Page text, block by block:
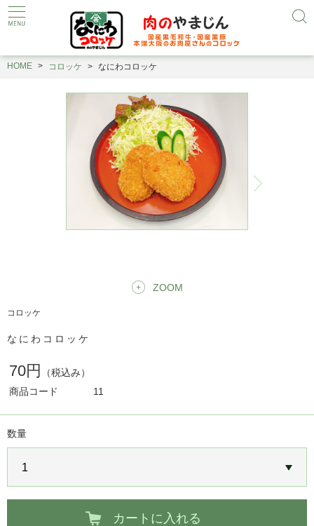
HOME コロッケ なにわコロッケ
ZOOM
コロッケ
なにわコロッケ
70円
（税込み）
商品コード
11
数量
カートに入れる